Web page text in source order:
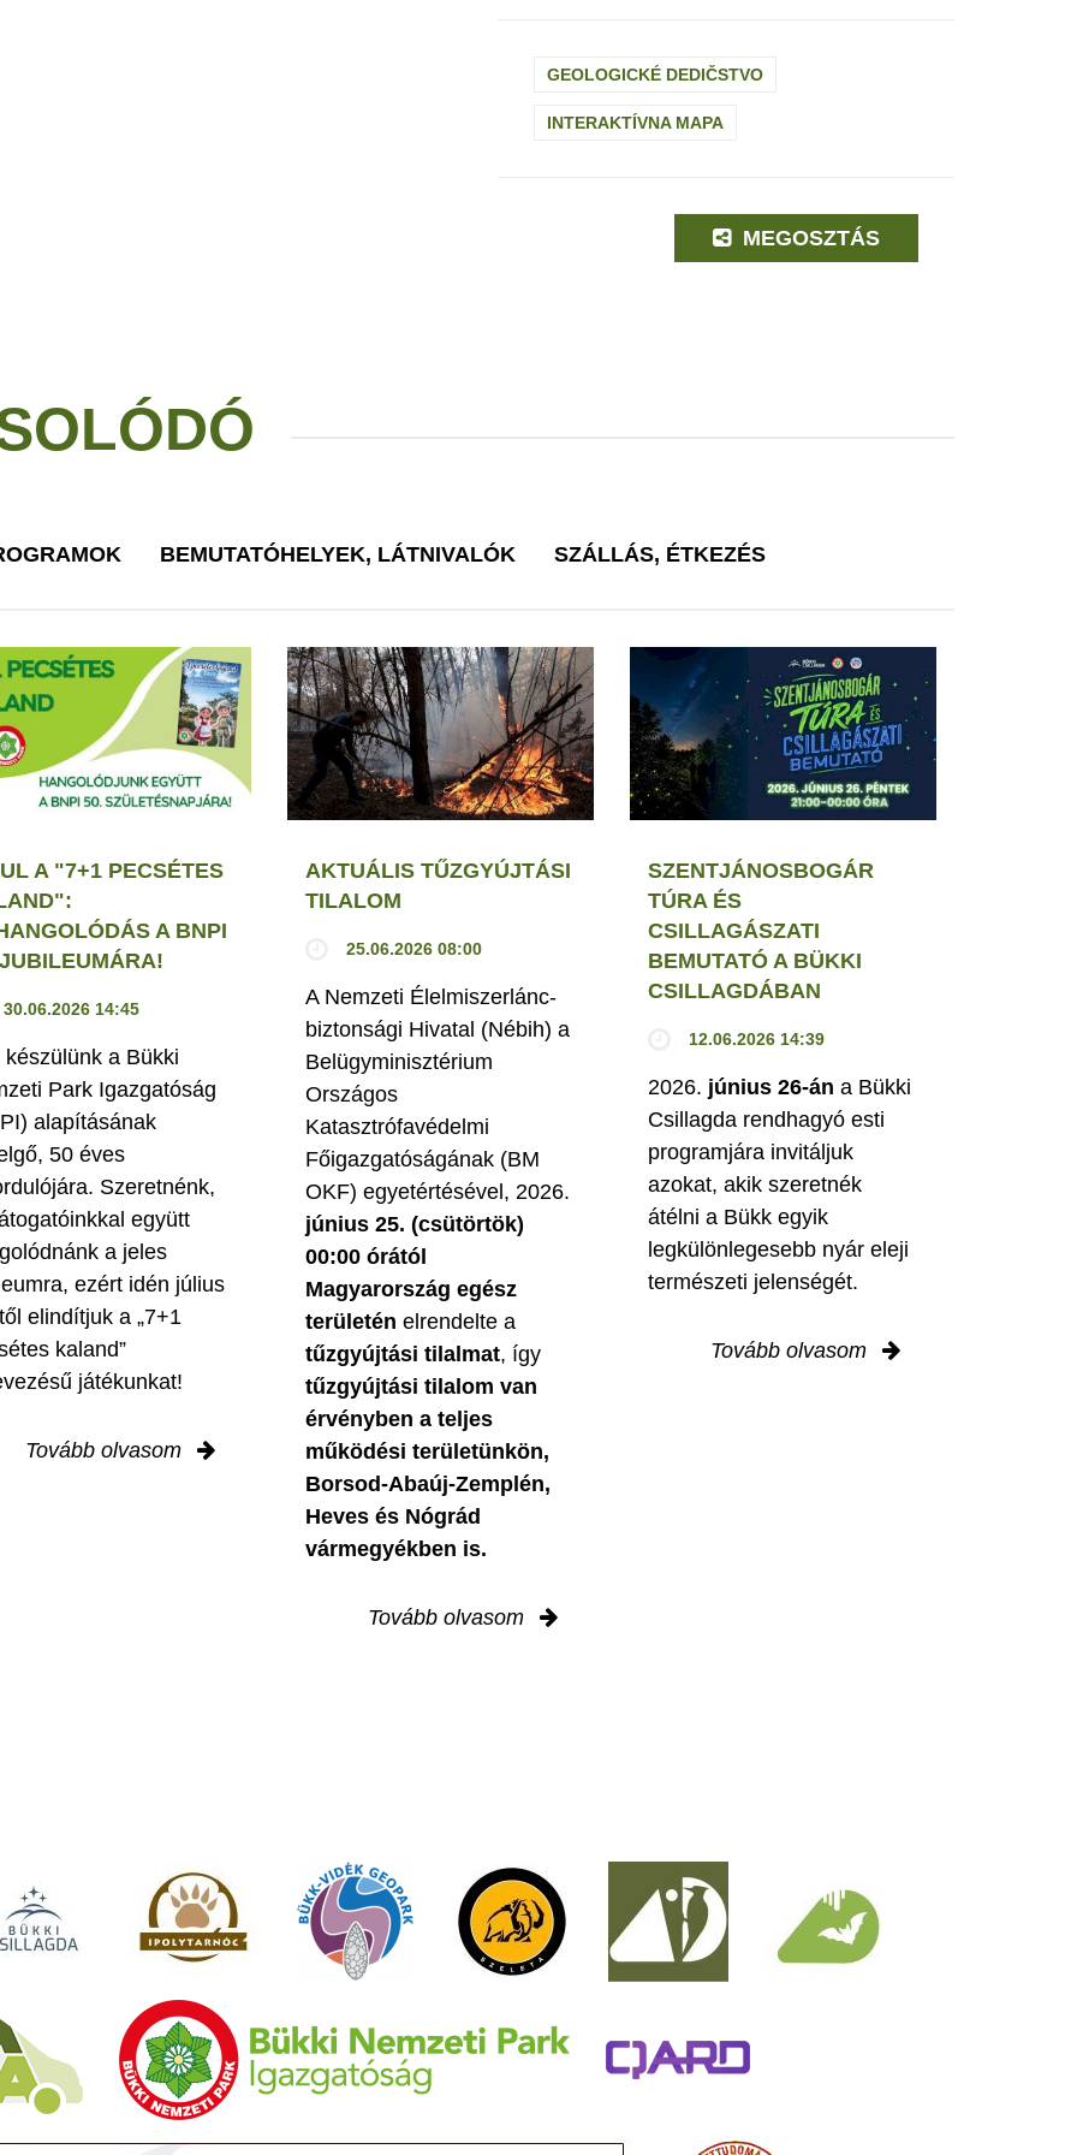
GEOLOGICKÉ DEDIČSTVO
INTERAKTÍVNA MAPA
MEGOSZTÁS
BEMUTATÓHELYEK, LÁTNIVALÓK SZÁLLÁS, ÉTKEZÉS
A "7+1 PECSÉTES
A BNPI
30.06.2026 14:45
készülünk a Bükki
Park Igazgatóság
alapításának
50 éves
Szeretnénk,
együtt
a jeles
ezért idén július
elindítjuk a „7+1
kaland”
játékunkat!
Tovább olvasom
AKTUÁLIS TŰZGYÚJTÁSI
TILALOM
25.06.2026 08:00
A Nemzeti Élelmiszerlánc-
biztonsági Hivatal (Nébih) a
Belügyminisztérium
Országos
Katasztrófavédelmi
Főigazgatóságának (BM
OKF) egyetértésével, 2026.
június 25. (csütörtök)
00:00 órától
Magyarország egész
területén elrendelte a
tűzgyújtási tilalmat, így
tűzgyújtási tilalom van
érvényben a teljes
működési területünkön,
Borsod-Abaúj-Zemplén,
Heves és Nógrád
vármegyékben is.
Tovább olvasom
SZENTJÁNOSBOGÁR
TÚRA ÉS
CSILLAGÁSZATI
BEMUTATÓ A BÜKKI
CSILLAGDÁBAN
12.06.2026 14:39
2026. június 26-án a Bükki
Csillagda rendhagyó esti
programjára invitáljuk
azokat, akik szeretnék
átélni a Bükk egyik
legkülönlegesebb nyár eleji
természeti jelenségét.
Tovább olvasom